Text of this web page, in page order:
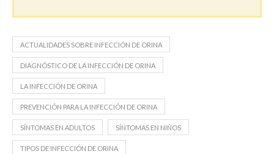
ACTUALIDADES SOBRE INFECCIÓN DE ORINA
DIAGNÓSTICO DE LA INFECCIÓN DE ORINA
LA INFECCIÓN DE ORINA
PREVENCIÓN PARA LA INFECCIÓN DE ORINA
SÍNTOMAS EN ADULTOS SÍNTOMAS EN NIÑOS
TIPOS DE INFECCIÓN DE ORINA